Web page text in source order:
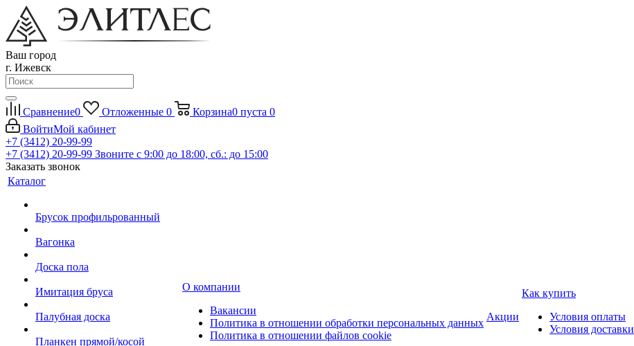
Ваш город
г. Ижевск
Сравнение0 Отложенные 0 Корзина0 пуста 0
ВойтиМой кабинет
+7 (3412) 20-99-99
+7 (3412) 20-99-99 Звоните с 9:00 до 18:00, сб.: до 15:00
Заказать звонок
Каталог
Брусок профильрованный
Вагонка
Доска пола
Имитация бруса
Палубная доска
Планкен прямой/косой
О компании
Вакансии
Политика в отношении обработки персональных данных
Политика в отношении файлов cookie
Акции
Как купить
Условия оплаты
Условия доставки